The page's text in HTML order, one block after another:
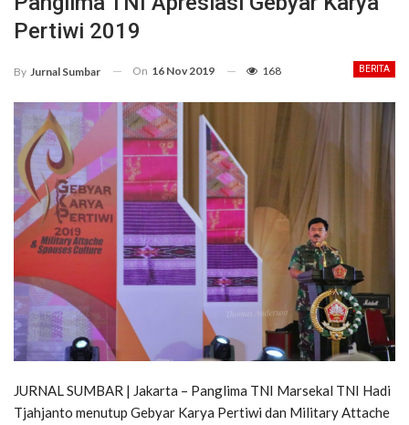
Pertiwi 2019
BERITA
By Jurnal Sumbar On 16 Nov 2019 168
JURNAL SUMBAR | Jakarta – Panglima TNI Marsekal TNI Hadi
Tjahjanto menutup Gebyar Karya Pertiwi dan Military Attache